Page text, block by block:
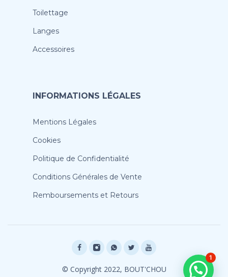
Toilettage
Langes
Accessoires
INFORMATIONS LÉGALES
Mentions Légales
Cookies
Politique de Confidentialité
Conditions Générales de Vente
Remboursements et Retours
© Copyright 2022, BOUT'CHOU
1